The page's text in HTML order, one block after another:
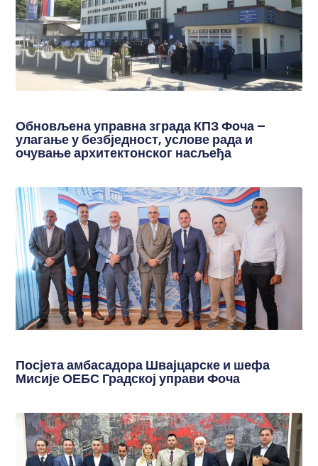
Обновљена управна зграда КПЗ Фоча –
улагање у безбједност, услове рада и
очување архитектонског насљеђа
Посјета амбасадора Швајцарске и шефа
Мисије ОЕБС Градској управи Фоча